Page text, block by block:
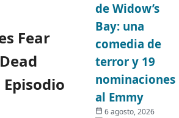
Fear
de Widow’s
Bay: una
comedia de
terror y 19
nominaciones
al Emmy
6 agosto, 2026